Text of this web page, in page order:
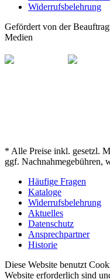
Widerrufsbelehrung
Gefördert von der
Medien
* Alle Preise inkl. gesetzl.
ggf. Nachnahmegebühren,
Häufige Fragen
Kataloge
Widerrufsbelehrung
Aktuelles
Datenschutz
Ansprechpartner
Historie
Diese Website benutzt
Website erforderlich sind